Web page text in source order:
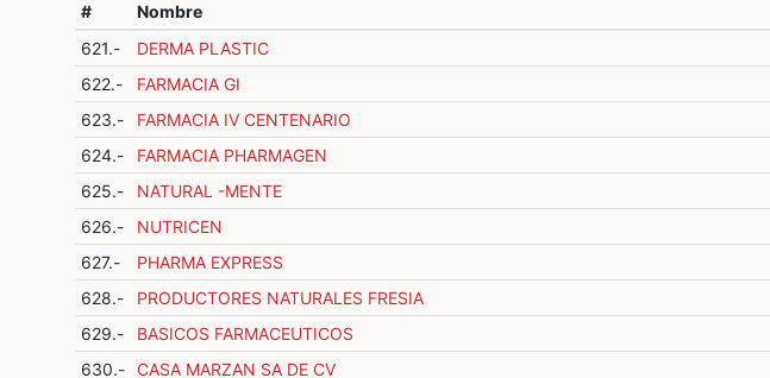
# Nombre
621.-
DERMA PLASTIC
622.-
FARMACIA GI
623.-
FARMACIA IV CENTENARIO
624.-
FARMACIA PHARMAGEN
625.-
NATURAL -MENTE
626.-
NUTRICEN
627.-
PHARMA EXPRESS
628.-
PRODUCTORES NATURALES FRESIA
629.-
BASICOS FARMACEUTICOS
630.-
CASA MARZAN SA DE CV